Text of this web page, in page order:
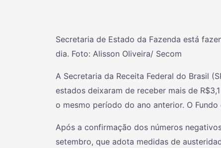
Secretaria de Estado da Fazenda está
dia. Foto: Alisson Oliveira/ Secom
A Secretaria da Receita Federal do Brasil
estados deixaram de receber mais de
o mesmo período do ano anterior. O
Após a confirmação dos números
setembro, que adota medidas de